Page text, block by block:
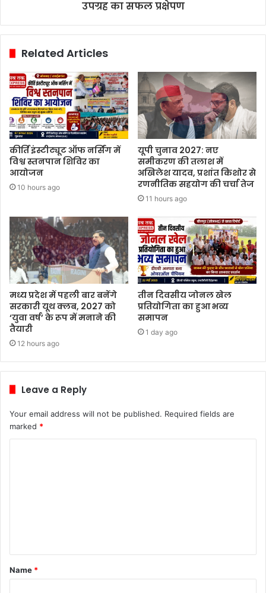
उपग्रह का सफल प्रक्षेपण
Related Articles
कीर्ति इंस्टीट्यूट ऑफ नर्सिंग में
विश्व स्तनपान शिविर का
आयोजन
10 hours ago
यूपी चुनाव 2027: नए
समीकरण की तलाश में
अखिलेश यादव, प्रशांत किशोर से
रणनीतिक सहयोग की चर्चा तेज
11 hours ago
मध्य प्रदेश में पहली बार बनेंगे
सरकारी यूथ क्लब, 2027 को
‘युवा वर्ष’ के रूप में मनाने की
तैयारी
12 hours ago
तीन दिवसीय जोनल खेल
प्रतियोगिता का हुआ भव्य
समापन
1 day ago
Leave a Reply
Your email address will not be published. Required fields are
marked *
t
*
Name *